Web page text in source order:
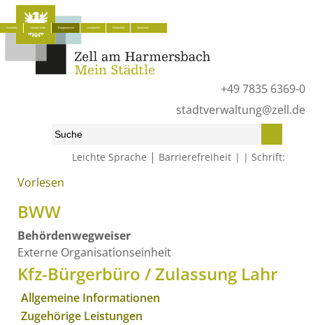
+49 7835 6369-0
stadtverwaltung@zell.de
Leichte Sprache | Barrierefreiheit Schrift:
Aktuelles Unsere Stadt Bürgerservice Lokalpolitik Wirtschaft Tourismus
Start» Bürgerservice »
Vorlesen
BWW
Behördenwegweiser
Externe Organisationseinheit
Kfz-Bürgerbüro / Zulassung Lahr
Allgemeine Informationen
Zugehörige Leistungen